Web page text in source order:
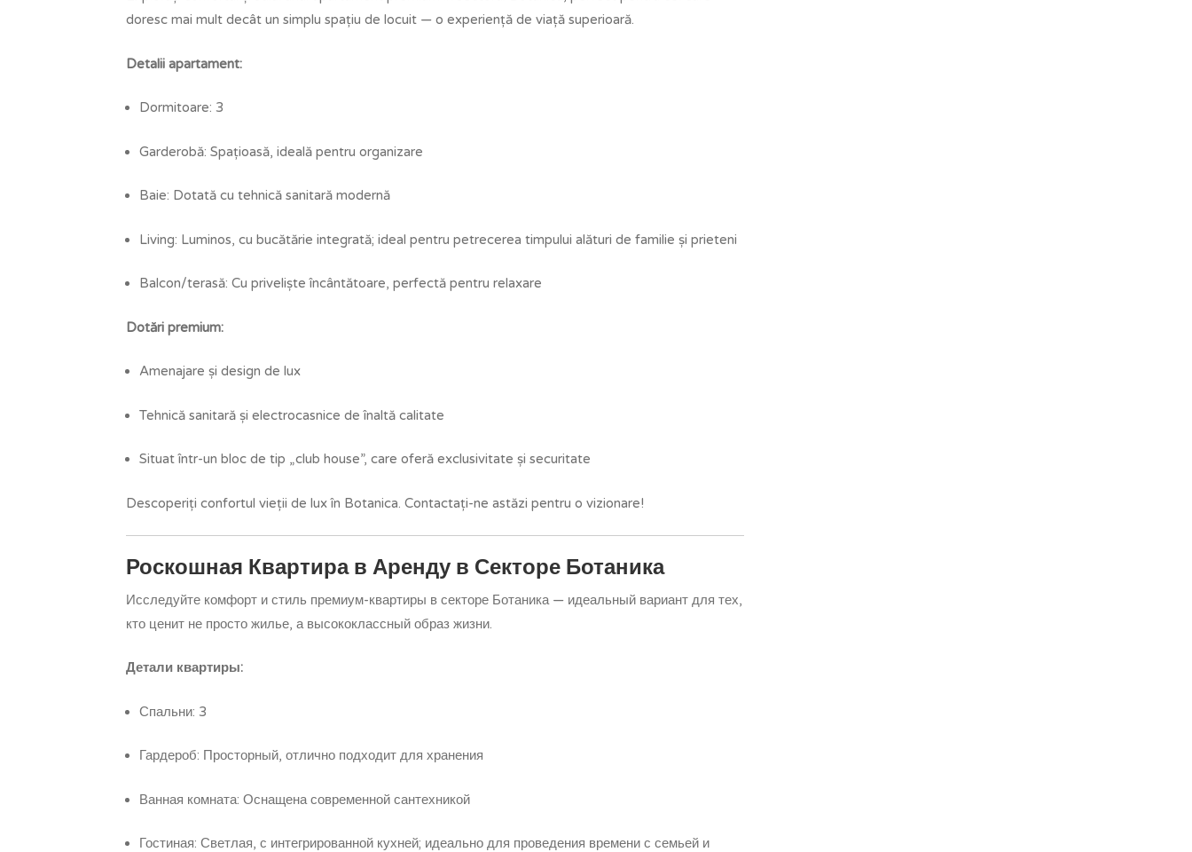
doresc mai mult decât un simplu spațiu de locuit — o experiență de viață superioară.
Detalii apartament:
Dormitoare: 3
Garderobă: Spațioasă, ideală pentru organizare
Baie: Dotată cu tehnică sanitară modernă
Living: Luminos, cu bucătărie integrată; ideal pentru petrecerea timpului alături de familie și prieteni
Balcon/terasă: Cu priveliște încântătoare, perfectă pentru relaxare
Dotări premium:
Amenajare și design de lux
Tehnică sanitară și electrocasnice de înaltă calitate
Situat într-un bloc de tip „club house”, care oferă exclusivitate și securitate
Descoperiți confortul vieții de lux în Botanica. Contactați-ne astăzi pentru o vizionare!
Роскошная Квартира в Аренду в Секторе Ботаника
Исследуйте комфорт и стиль премиум-квартиры в секторе Ботаника — идеальный вариант для тех,
кто ценит не просто жилье, а высококлассный образ жизни.
Детали квартиры:
Спальни: 3
Гардероб: Просторный, отлично подходит для хранения
Ванная комната: Оснащена современной сантехникой
Гостиная: Светлая, с интегрированной кухней; идеально для проведения времени с семьей и